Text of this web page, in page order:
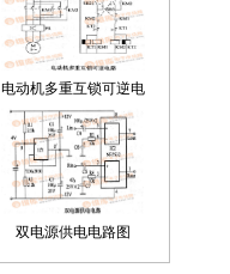
电动机多重互锁可逆电
路
双电源供电电路图